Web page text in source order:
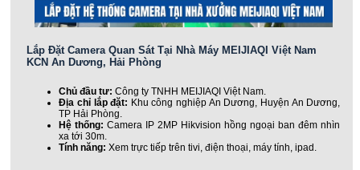
Lắp Đặt Camera Quan Sát Tại Nhà Máy MEIJIAQI Việt Nam
KCN An Dương, Hải Phòng
Chủ đầu tư:Công ty TNHH MEIJIAQI Việt Nam.
Địa chỉ lắp đặt: Khu công nghiệp An Dương, Huyện An Dương,
TP Hải Phòng.
Hệ thống:Camera IP 2MP Hikvision hồng ngoại ban đêm nhìn
xa tới 30m.
Tính năng:Xem trực tiếp trên tivi, điện thoại, máy tính, ipad.